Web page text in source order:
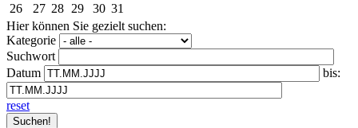
26
27 28 29 30 31
Hier können Sie gezielt suchen:
Kategorie
Suchwort
Datum
bis:
reset